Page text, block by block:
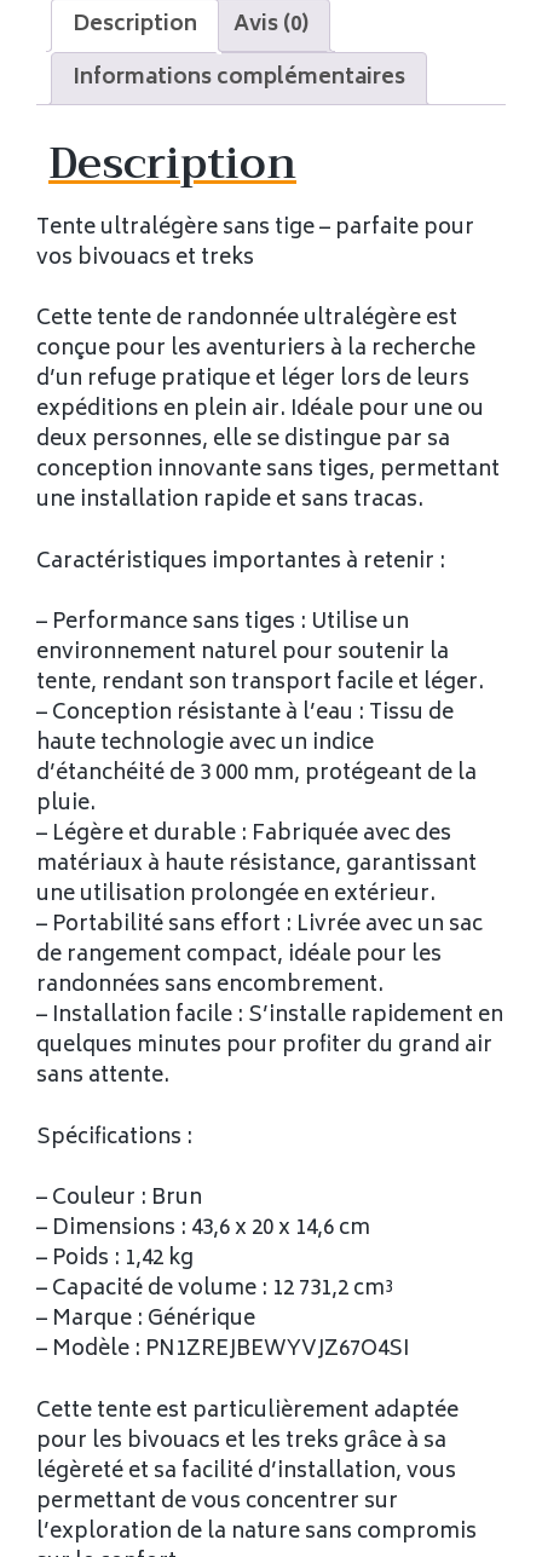
Description
Avis (0)
Informations complémentaires
Description
Tente ultralégère sans tige – parfaite pour
vos bivouacs et treks
Cette tente de randonnée ultralégère est
conçue pour les aventuriers à la recherche
d’un refuge pratique et léger lors de leurs
expéditions en plein air. Idéale pour une ou
deux personnes, elle se distingue par sa
conception innovante sans tiges, permettant
une installation rapide et sans tracas.
Caractéristiques importantes à retenir :
– Performance sans tiges : Utilise un
environnement naturel pour soutenir la
tente, rendant son transport facile et léger.
– Conception résistante à l’eau : Tissu de
haute technologie avec un indice
d’étanchéité de 3 000 mm, protégeant de la
pluie.
– Légère et durable : Fabriquée avec des
matériaux à haute résistance, garantissant
une utilisation prolongée en extérieur.
– Portabilité sans effort : Livrée avec un sac
de rangement compact, idéale pour les
randonnées sans encombrement.
– Installation facile : S’installe rapidement en
quelques minutes pour profiter du grand air
sans attente.
Spécifications :
– Couleur : Brun
– Dimensions : 43,6 x 20 x 14,6 cm
– Poids : 1,42 kg
– Capacité de volume : 12 731,2 cm³
– Marque : Générique
– Modèle : PN1ZREJBEWYVJZ67O4SI
Cette tente est particulièrement adaptée
pour les bivouacs et les treks grâce à sa
légèreté et sa facilité d’installation, vous
permettant de vous concentrer sur
l’exploration de la nature sans compromis